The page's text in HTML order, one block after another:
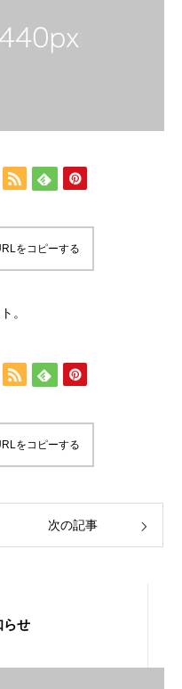
をコピーする
。
をコピーする
次の記事
らせ